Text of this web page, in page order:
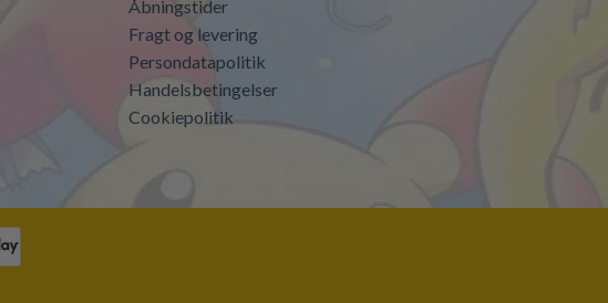
Åbningstider
Fragt og levering
Persondatapolitik
Handelsbetingelser
Cookiepolitik